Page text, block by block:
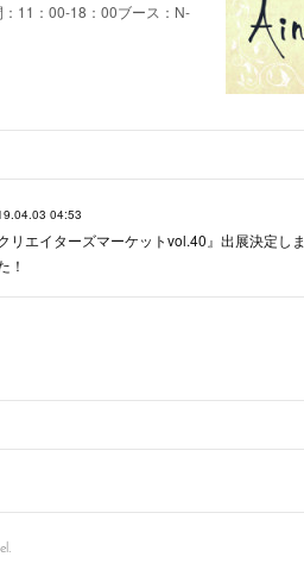
11：00-18：00ブース：N-
04:53
クリエイターズマーケットvol.40』出展決定しま
！
.